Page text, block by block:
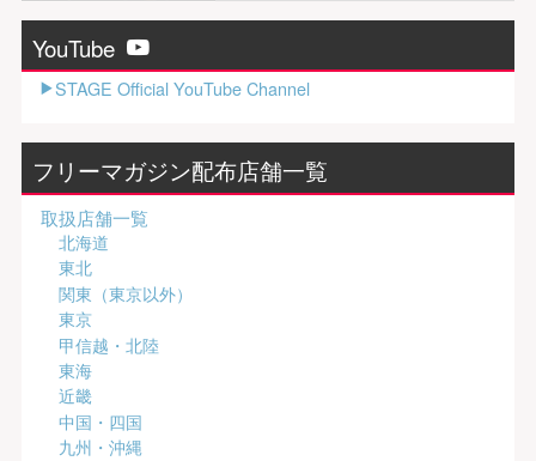
YouTube
STAGE Official YouTube Channel
フリーマガジン配布店舗一覧
取扱店舗一覧
北海道
東北
関東（東京以外）
東京
甲信越・北陸
東海
近畿
中国・四国
九州・沖縄